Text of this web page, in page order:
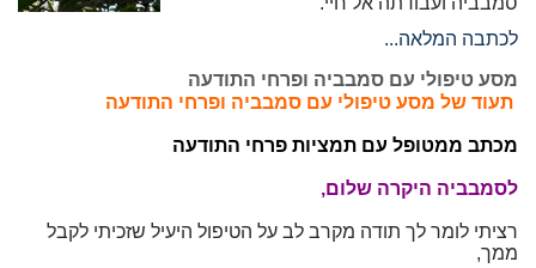
לכתבה המלאה...
מסע טיפולי עם סמבביה ופרחי התודעה
תעוד של מסע טיפולי עם סמבביה ופרחי התודעה
מכתב ממטופל עם תמציות פרחי התודעה
לסמבביה היקרה שלום,
רציתי לומר לך תודה מקרב לב על הטיפול היעיל שזכיתי לקבל
ממך,